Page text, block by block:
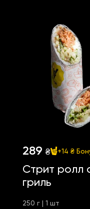
289₴ +14 ₴
Стрит ролл
гриль
250 г | 1 шт